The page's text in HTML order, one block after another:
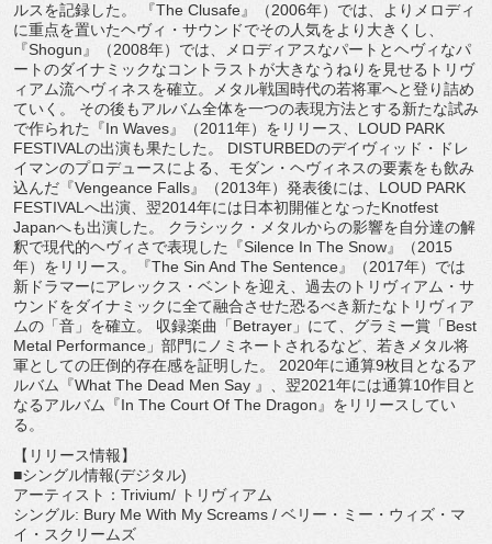
ルスを記録した。 『The Clusafe』（2006年）では、
よりメロディ
に重点を置いたヘヴィ・ サウンドでその人気をより大きくし、
『Shogun』（2008年）では、
メロディアスなパートとヘヴィなパ
ートのダイナミックなコントラ ストが大きなうねりを見せるトリヴ
ィアム流ヘヴィネスを確立。
メタル戦国時代の若将軍へと登り詰め
ていく。 その後もアルバム全体を一つの表現方法とする新たな試み
で作られた『In Waves』（2011年）をリリース、LOUD PARK
FESTIVALの出演も果たした。 DISTURBEDのデイヴィッド・
ドレ
イマンのプロデュースによる、モダン・ ヘヴィネスの要素をも飲み
込んだ『Vengeance Falls』（2013年）発表後には、LOUD PARK
FESTIVALへ出演、 翌2014年には日本初開催となったKnotfest
Japanへも出演した。 クラシック・ メタルからの影響を自分達の解
釈で現代的ヘヴィさで表現した『Silence In The Snow』（2015
年）をリリース。『The Sin And The Sentence』（2017年）では
新ドラマーにアレックス・ベントを迎え、過去のトリヴィアム・ サ
ウンドをダイナミックに全て融合させた恐るべき新たなトリヴィ ア
ムの「音」を確立。 収録楽曲「Betrayer」にて、グラミー賞「Best
Metal Performance」部門にノミネートされるなど、 若きメタル将
軍としての圧倒的存在感を証明した。 2020年に通算9枚目となるア
ルバム『What The Dead Men Say 』、翌2021年には通算10作目と
なるアルバム『In The Court Of The Dragon』をリリースしてい
る。
【リリース情報】
■シングル情報(デジタル)
アーティスト：Trivium/ トリヴィアム
シングル: Bury Me With My Screams / ベリー・ミー・ウィズ・マ
イ・スクリームズ